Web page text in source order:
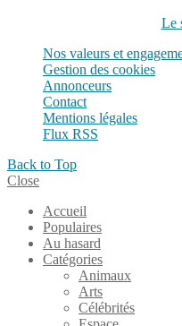
Le
Nos valeurs et
Gestion des cookies
Annonceurs
Contact
Mentions légales
Flux RSS
Back to Top
Close
Accueil
Populaires
Au hasard
Catégories
Animaux
Arts
Célébrités